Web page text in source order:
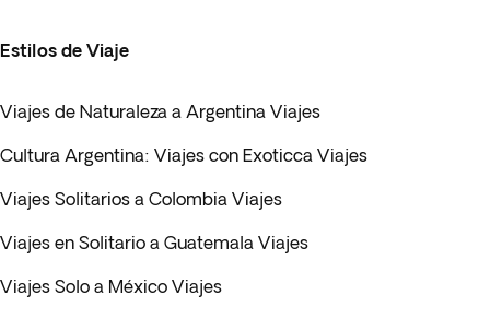
Estilos de Viaje
Viajes de Naturaleza a Argentina Viajes
Cultura Argentina: Viajes con Exoticca Viajes
Viajes Solitarios a Colombia Viajes
Viajes en Solitario a Guatemala Viajes
Viajes Solo a México Viajes